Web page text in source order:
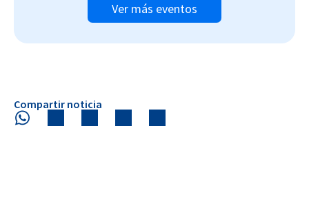
Ver más eventos
Compartir noticia